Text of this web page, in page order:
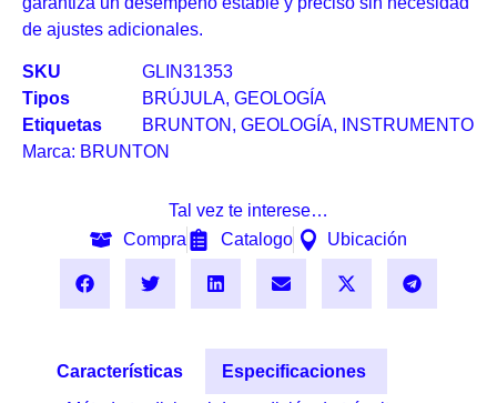
de ajustes adicionales.
SKU
GLIN31353
Tipos
BRÚJULA, GEOLOGÍA
Etiquetas
BRUNTON , GEOLOGÍA,
INSTRUMENTO
Marca: BRUNTON
Tal vez te interese…
Compra
Catalogo Ubicación
Características Especificaciones